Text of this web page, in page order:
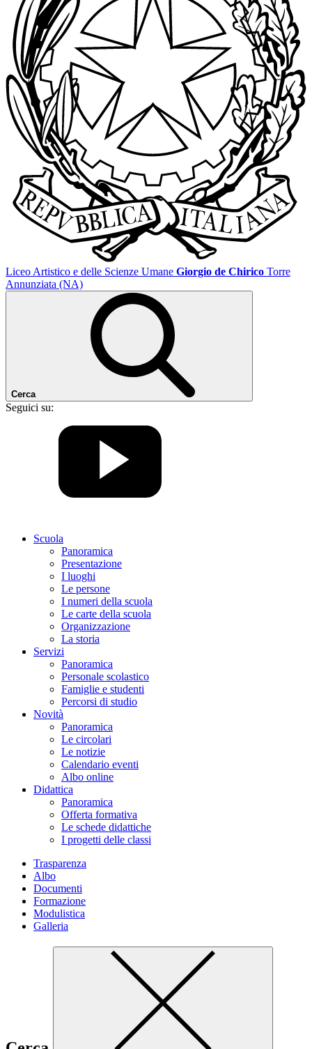
Liceo Artistico e delle Scienze Umane Giorgio de Chirico Torre
Annunziata (NA)
Cerca
Seguici su:
Scuola
Panoramica
Presentazione
I luoghi
Le persone
I numeri della scuola
Le carte della scuola
Organizzazione
La storia
Servizi
Panoramica
Personale scolastico
Famiglie e studenti
Percorsi di studio
Novità
Panoramica
Le circolari
Le notizie
Calendario eventi
Albo online
Didattica
Panoramica
Offerta formativa
Le schede didattiche
I progetti delle classi
Trasparenza
Albo
Documenti
Formazione
Modulistica
Galleria